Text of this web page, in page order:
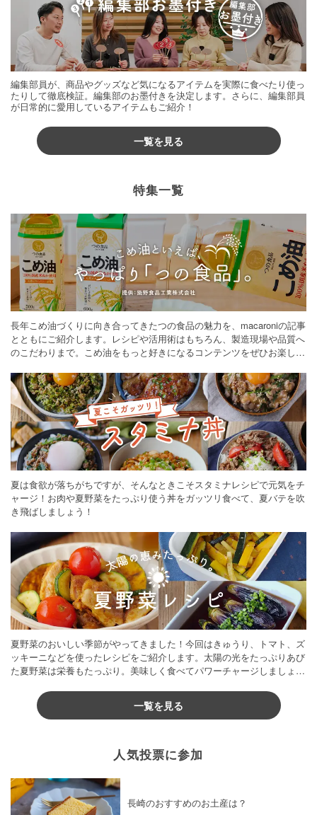
編集部員が、商品やグッズなど気になるアイテムを実際に食べたり使っ
たりして徹底検証。編集部のお墨付きを決定します。さらに、編集部員
が日常的に愛用しているアイテムもご紹介！
一覧を見る
特集一覧
長年こめ油づくりに向き合ってきたつの食品の魅力を、macaroniの記事
とともにご紹介します。レシピや活用術はもちろん、製造現場や品質へ
のこだわりまで。こめ油をもっと好きになるコンテンツをぜひお楽しみ
夏は食欲が落ちがちですが、そんなときこそスタミナレシピで元気をチ
ャージ！お肉や夏野菜をたっぷり使う丼をガッツリ食べて、夏バテを吹
き飛ばしましょう！
夏野菜のおいしい季節がやってきました！今回はきゅうり、トマト、ズ
ッキーニなどを使ったレシピをご紹介します。太陽の光をたっぷりあび
た夏野菜は栄養もたっぷり。美味しく食べてパワーチャージしましょう
一覧を見る
人気投票に参加
長崎のおすすめのお土産は？